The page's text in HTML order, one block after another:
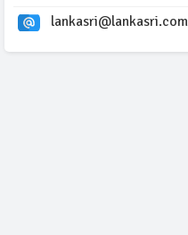
lankasri@lankasri.com